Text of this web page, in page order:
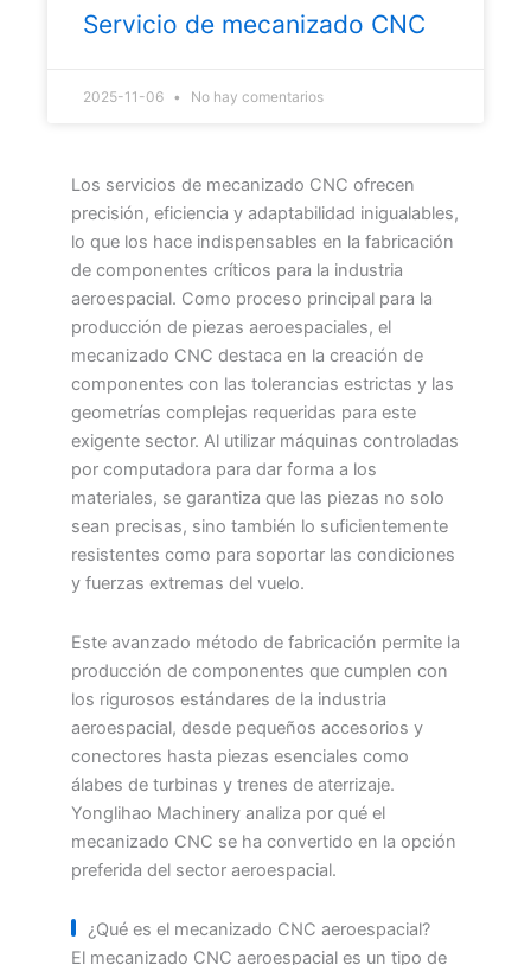
Servicio de mecanizado CNC
2025-11-06 No hay comentarios
Los servicios de mecanizado CNC ofrecen
precisión, eficiencia y adaptabilidad inigualables,
lo que los hace indispensables en la fabricación
de componentes críticos para la industria
aeroespacial. Como proceso principal para la
producción de piezas aeroespaciales, el
mecanizado CNC destaca en la creación de
componentes con las tolerancias estrictas y las
geometrías complejas requeridas para este
exigente sector. Al utilizar máquinas controladas
por computadora para dar forma a los
materiales, se garantiza que las piezas no solo
sean precisas, sino también lo suficientemente
resistentes como para soportar las condiciones
y fuerzas extremas del vuelo.
Este avanzado método de fabricación permite la
producción de componentes que cumplen con
los rigurosos estándares de la industria
aeroespacial, desde pequeños accesorios y
conectores hasta piezas esenciales como
álabes de turbinas y trenes de aterrizaje.
Yonglihao Machinery analiza por qué el
mecanizado CNC se ha convertido en la opción
preferida del sector aeroespacial.
¿Qué es el mecanizado CNC aeroespacial?
El mecanizado CNC aeroespacial es un tipo de